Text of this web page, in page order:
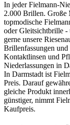
In jeder Fielmann-
2.000 Brillen. Große
topmodische
oder Gleitsichtbrille -
gerne unsere
Brillenfassungen
Kontaktlinsen und
Niederlassungen in
In Darmstadt ist
Preis. Darauf
gleiche Produkt
günstiger, nimmt
Kaufpreis.